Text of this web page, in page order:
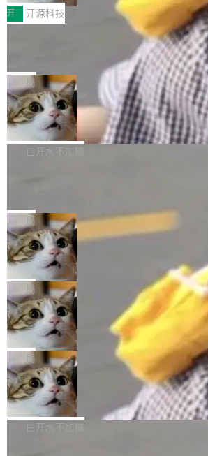
只需要几毫秒的 CPU 时间，但容器从冷启
就绪要花数秒。如果未来有十...
文，标题只有六个字：Apple is getting this
ng。 然后，它把邮件往来和 iMessage 聊天
录全贴了出来。 他发错人了 苹果外部律师
iel Gross 来自 Weil 律所，2 月 23 日下午
给 OpenAI 总法律顾问 Che Chang 发了封
件，附了一封长信，要求 OpenAI 配合调查
果员工带走机密信...
搭子
I MatePad Edge应用市场，直接下载即可使
用，与鸿蒙电脑上的体验一致。值得一提的
这是目前市面上唯一支持平板接入
C版的产品，搭载“人机双写”重磅功能——你
你的，AI写AI的，同屏协作互不干扰。一句
AI帮你干活，现在开启全新体验！ 温馨提示
体验WorkBuddy鸿蒙PC版前，请将
atePad Edge 升级至 HarmonyOS
P9 patch03及以上版本。 *升级路径：设置
开 开源科技
FFmpeg 9.0 发布：代号“Lei”，以此纪
全球知名开源多媒体框架 FFmpeg 今天正式
布了 9.0 版本。这个版本除了带来新一代音
处理能力和硬件加速支持之外，还有一个特
处：FFmpeg 9.0 的代号是“Lei”。 这个名字
来自中国开发者雷霄骅（Lei Xiaohua）。
很多中国音视频开发者而言，这个名字并不陌
“启蒙老师”。 而今年，恰好是雷霄骅离世十周
年。FFmpeg 社区最终选择用一个大版本的名
字，留下了这份纪念。 雷霄骅曾是中国传媒
数字电视技术方向的博士生，长期从事视频
频技...
局
亚马逊成本失控：AI 写代码烧掉 1215
万元，超预算 860%
外媒近日曝光了亚马逊的多份内部报告显示
导致公司在多个项目上超支。《金融时报》报
编写程序，目标是完成电商平台作者信息与商
列表的数据匹配 —— 一项常规的数据处理任
务，最终却产生了 180 万美元的账单，实际
超出原定预算 860%。 更令人意外的是，该
最终并未成功落地，而高额算力消耗持续运
达 5 个月，公司直到财务对账时才察觉异常
意味着一个无人看管的 AI 程序，在近半年时
里日夜不停地"烧钱"。 复盘显示，...
白开水不加糖
e CEO Clément Delangue 在 CNBC 的采访
没有拐弯抹角。他说中国正在赢得 AI 竞赛，
且按目前的速度，中国 AI 工具预计在今年底
2027 年就能追上美国前沿实验室的水平。
ngue 把原因归结为一件事：开放协作。中国
AI 开发者在一个共享和协作的生态里加速迭
而美国模型厂商在"闭门造车"。他的原话是
ding in silos"——各自为战，互不通气。 这
断从他嘴里说出来分量不同。Hugging Face
全球最大的开源 AI 平台，上面跑着上百万个
型。谁在开源赛道上领先，...
局
当 AI agent 把源码变成了最好的扩展系
统，开发者工具必须开源
五年前，David Crawshaw 问过很多软件工
一个问题：你写过什么给自己用的程序？答
乎都是没有。工程师们整天用别人写的程序
序给别人用。偶尔有人自己写个博客系统、智
家居控制、家庭实验室，都算稀奇事。
aw 是 Shelley 的作者，一个开源 AI coding
nt。他最近在博客上写了一篇文章，核心论
简单：开发者工具必须开源。 理由不是传统
由软件情怀，而是一个跟 AI agent 直接相关
技术判断。 两行 prompt 就能个性化任何软
局
DeepSeek Harness 宣布内测邀请，全
网最大规模开源 Agent 路演现场诞生
一条内测招募帖，发出去的时候大概没人想
会变成一场开源 Agent 生态的路演。 8月1
DeepSeek Harness 团队负责人崔添翼（
i）在 X 上发帖： 「如果你是 Agent
关开源项目的开发者，希望参加 DeepSeek
ness 的内测，可以回复或私信联系我。请附
局
商汤 SenseNova U1.5-Lite-Preview
开源
商汤科技宣布面向社区开源轻量级统一多模
型的预览版本 SenseNova U1.5-Lite-
白开水不加糖